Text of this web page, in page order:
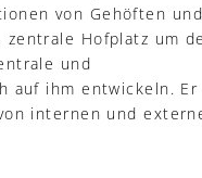
von Gehöften und
Hofplatz um
und
auf ihm entwickeln. Er
internen und